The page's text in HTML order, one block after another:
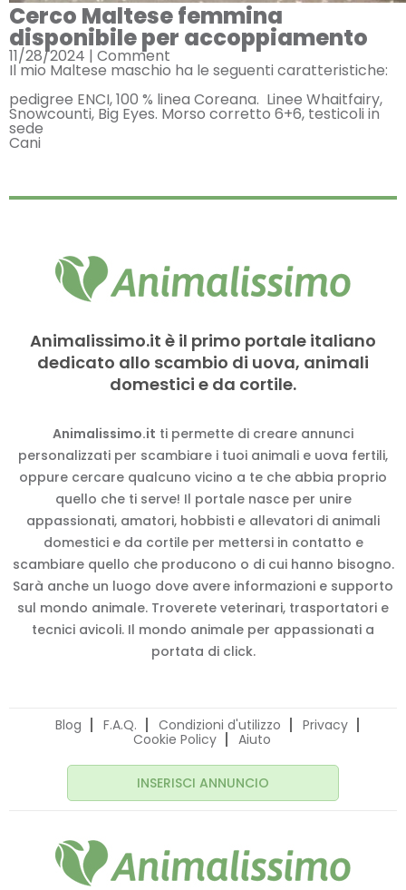
Cerco Maltese femmina
disponibile per accoppiamento
11/28/2024 | Comment
Il mio Maltese maschio ha le seguenti caratteristiche:
pedigree ENCI, 100 % linea Coreana. Linee Whaitfairy,
Snowcounti, Big Eyes. Morso corretto 6+6, testicoli in
sede
Cani
Animalissimo.it è il primo portale italiano
dedicato allo scambio di uova, animali
domestici e da cortile.
Animalissimo.it ti permette di creare annunci
personalizzati per scambiare i tuoi animali e uova fertili,
oppure cercare qualcuno vicino a te che abbia proprio
quello che ti serve! Il portale nasce per unire
appassionati, amatori, hobbisti e allevatori di animali
domestici e da cortile per mettersi in contatto e
scambiare quello che producono o di cui hanno bisogno.
Sarà anche un luogo dove avere informazioni e supporto
sul mondo animale. Troverete veterinari, trasportatori e
tecnici avicoli. Il mondo animale per appassionati a
portata di click.
Blog F.A.Q. Condizioni d'utilizzo
Privacy
Cookie Policy
Aiuto
INSERISCI ANNUNCIO